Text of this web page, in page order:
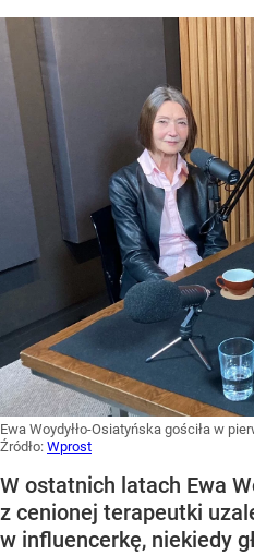
Ewa Woydyłło-Osiatyńska gościła w
Źródło: Wprost
W ostatnich latach Ewa
z cenionej terapeutki
w influencerkę, niekiedy